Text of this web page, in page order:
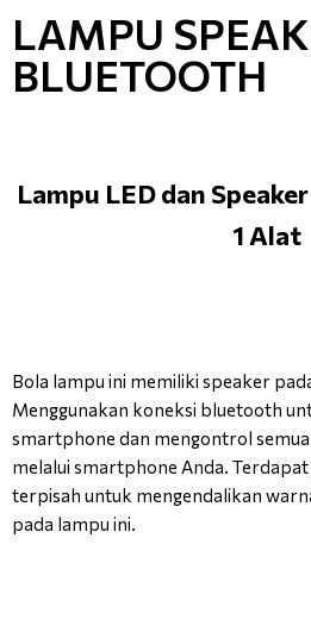
LAMPU
BLUETOOTH
Lampu LED dan
1 Alat
Bola lampu ini memiliki speaker
Menggunakan koneksi bluetooth
smartphone dan mengontrol
melalui smartphone Anda.
terpisah untuk mengendalikan
pada lampu ini.